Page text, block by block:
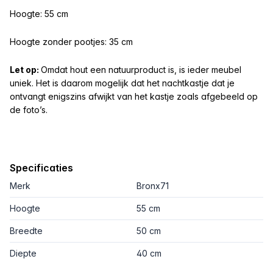
Hoogte: 55 cm
Hoogte zonder pootjes: 35 cm
Let op: Omdat hout een natuurproduct is, is ieder meubel
uniek. Het is daarom mogelijk dat het nachtkastje dat je
ontvangt enigszins afwijkt van het kastje zoals afgebeeld op
de foto’s.
Specificaties
Merk Bronx71
Hoogte 55 cm
Breedte 50 cm
Diepte 40 cm